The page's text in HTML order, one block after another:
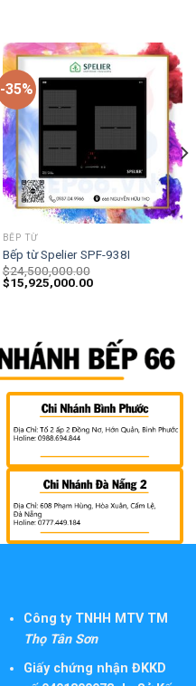
-35%
BẾP TỪ
Bếp từ Spelier SPF-938I
$24,500,000.00
$15,925,000.00
Công ty TNHH MTV TM
Thọ Tân Sơn
Giấy chứng nhận ĐKKD